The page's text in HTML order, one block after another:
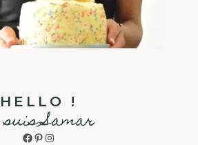
HELLO !
suis Samar
Facebook
Pinterest
Instagram